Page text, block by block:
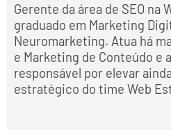
Gerente da área de SEO na
graduado em Marketing
Neuromarketing. Atua há
e Marketing de Conteúdo e
responsável por elevar
estratégico do time Web